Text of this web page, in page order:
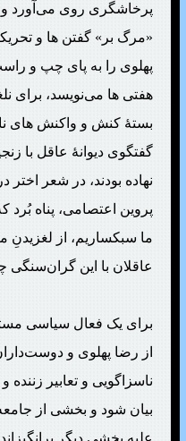
پرخاشگری روی می‌آورد و
«مرگ بر» گفتن ها و
پهلوی را به پای چپ و
هفتی ها می‌نویسد، برای
بستهٔ کنش و واکنش های
گفتگوی دیوانهٔ عاقل با
نهاده بودند، در شعر
پروین اعتصامی، پناه بُرد
ما سبکساریم، از لغزیدنِ
عاقلان با این گران‌سنگی
برای یک فعال سیاسی
از رضا پهلوی و
ناسزاگویی و تعابیر
بیان شود و بخشی از جامعه
علیه بخشی دیگر